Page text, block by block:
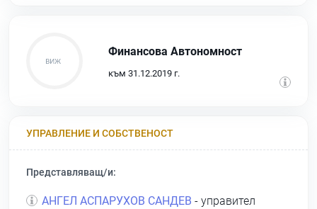
Финансова Автономност
към 31.12.2019 г.
УПРАВЛЕНИЕ И СОБСТВЕНОСТ
Представляващ/и:
АНГЕЛ АСПАРУХОВ САНДЕВ - управител